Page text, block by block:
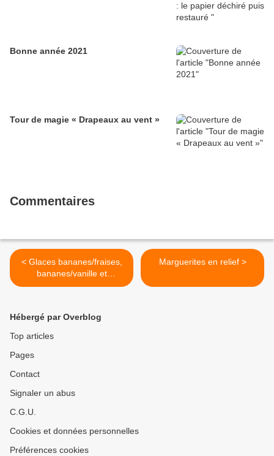
Bonne année 2021
Tour de magie « Drapeaux au vent »
Commentaires
< Glaces bananes/fraises,
bananes/vanille et
bananes/chocolat
Marguerites en relief >
Hébergé par Overblog
Top articles
Pages
Contact
Signaler un abus
C.G.U.
Cookies et données personnelles
Préférences cookies